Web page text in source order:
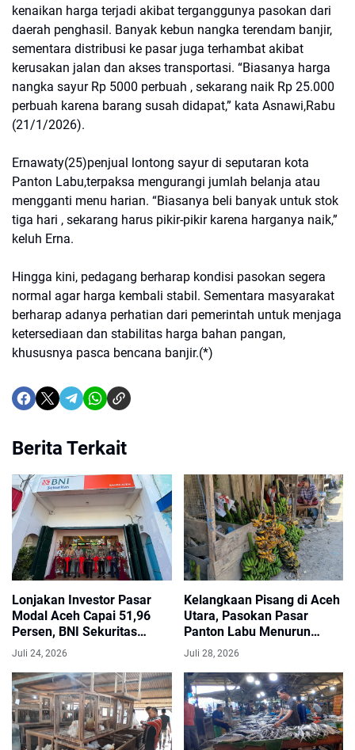
kenaikan harga terjadi akibat terganggunya pasokan dari
daerah penghasil. Banyak kebun nangka terendam banjir,
sementara distribusi ke pasar juga terhambat akibat
kerusakan jalan dan akses transportasi. “Biasanya harga
nangka sayur Rp 5000 perbuah , sekarang naik Rp 25.000
perbuah karena barang susah didapat,” kata Asnawi,Rabu
(21/1/2026).
Ernawaty(25)penjual lontong sayur di seputaran kota
Panton Labu,terpaksa mengurangi jumlah belanja atau
mengganti menu harian. “Biasanya beli banyak untuk stok
tiga hari , sekarang harus pikir-pikir karena harganya naik,”
keluh Erna.
Hingga kini, pedagang berharap kondisi pasokan segera
normal agar harga kembali stabil. Sementara masyarakat
berharap adanya perhatian dari pemerintah untuk menjaga
ketersediaan dan stabilitas harga bahan pangan,
khususnya pasca bencana banjir.(*)
Berita Terkait
Lonjakan Investor Pasar
Modal Aceh Capai 51,96
Persen, BNI Sekuritas
Perkuat Edukasi dan
Layanan Investasi
Juli 24, 2026
Kelangkaan Pisang di Aceh
Utara, Pasokan Pasar
Panton Labu Menurun
Diduga Imbas Banjir
Juli 28, 2026